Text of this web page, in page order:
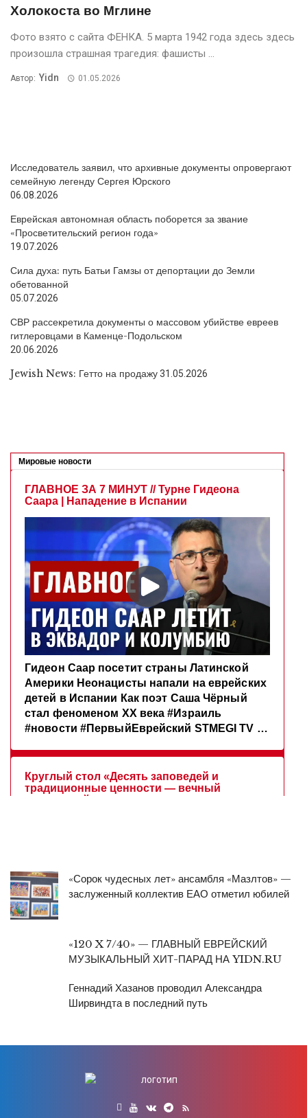
Холокоста во Мглине
Фото взято с сайта ФЕНКA. 5 марта 1942 года здесь здесь
произошла страшная трагедия: фашисты ...
Автор: Yidn 01.05.2026
Исследователь заявил, что архивные документы опровергают
семейную легенду Сергея Юрского
06.08.2026
Еврейская автономная область поборется за звание
«Просветительский регион года»
19.07.2026
Сила духа: путь Батьи Гамзы от депортации до Земли
обетованной
05.07.2026
СВР рассекретила документы о массовом убийстве евреев
гитлеровцами в Каменце-Подольском
20.06.2026
Jewish News: Гетто на продажу31.05.2026
«Сорок чудесных лет» ансамбля «Мазлтов» —
заслуженный коллектив ЕАО отметил юбилей
«120 X 7/40» — ГЛАВНЫЙ ЕВРЕЙСКИЙ
МУЗЫКАЛЬНЫЙ ХИТ-ПАРАД НА YIDN.RU
Геннадий Хазанов проводил Александра
Ширвиндта в последний путь